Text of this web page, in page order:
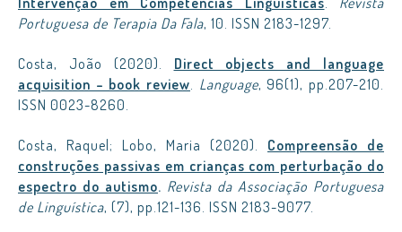
Portuguesa de Terapia Da Fala, 10. ISSN 2183-1297.
Costa, João (2020). Direct objects and language
acquisition – book review. Language, 96(1), pp.207-210.
ISSN 0023-8260.
Costa, Raquel; Lobo, Maria (2020). Compreensão de
construções passivas em crianças com perturbação do
espectro do autismo. Revista da Associação Portuguesa
de Linguística, (7), pp.121-136. ISSN 2183-9077.